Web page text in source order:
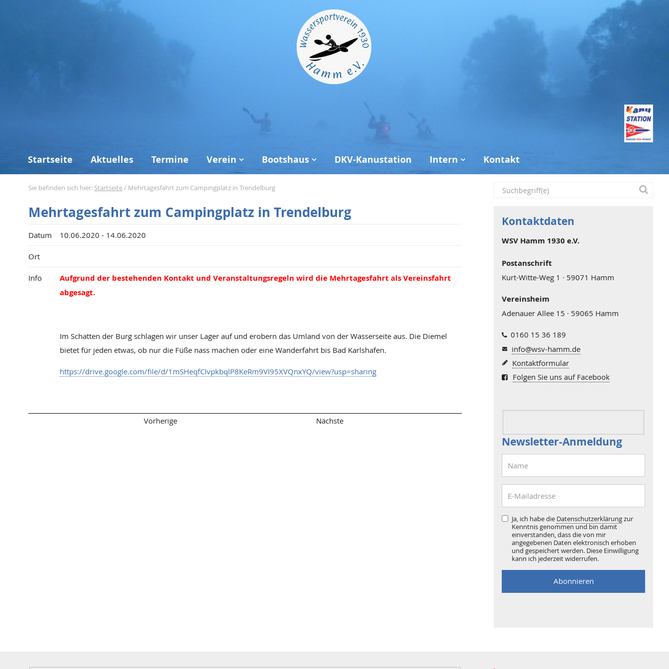
Startseite Aktuelles Termine Verein Bootshaus DKV-Kanustation Intern Kontakt
Sie befinden sich hier: Startseite/ Mehrtagesfahrt zum Campingplatz in Trendelburg
Mehrtagesfahrt zum Campingplatz in Trendelburg
Datum 10.06.2020 - 14.06.2020
Ort
Info
Aufgrund der bestehenden Kontakt und Veranstaltungsregeln wird die Mehrtagesfahrt als Vereinsfahrt
abgesagt.
Im Schatten der Burg schlagen wir unser Lager auf und erobern das Umland von der Wasserseite aus. Die Diemel
bietet für jeden etwas, ob nur die Füße nass machen oder eine Wanderfahrt bis Bad Karlshafen.
https://drive.google.com/file/d/1mSHeqfCIvpkbqlP8KeRm9VI95XVQnxYQ/view?usp=sharing
Vorherige Nächste
Kontaktdaten
WSV Hamm 1930 e.V.
Postanschrift
Kurt-Witte-Weg 1 · 59071 Hamm
Vereinsheim
Adenauer Allee 15 · 59065 Hamm
0160 15 36 189
info@wsv-hamm.de
Kontaktformular
Folgen Sie uns auf Facebook
Newsletter-Anmeldung
Ja, ich habe die Datenschutzerklärungzur
Kenntnis genommen und bin damit
einverstanden, dass die von mir
angegebenen Daten elektronisch erhoben
und gespeichert werden. Diese Einwilligung
kann ich jederzeit widerrufen.